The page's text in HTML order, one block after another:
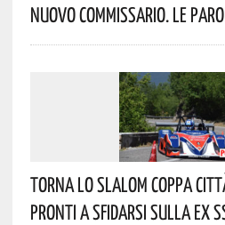
Nuovo Commissario. Le
Torna Lo Slalom Coppa
Pronti A Sfidarsi Sulla Ex